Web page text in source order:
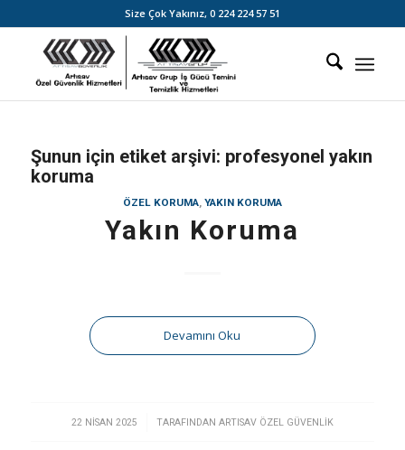
Size Çok Yakınız, 0 224 224 57 51
Şunun için etiket arşivi: profesyonel yakın
koruma
ÖZEL KORUMA, YAKIN KORUMA
Yakın Koruma
Devamını Oku
22 NISAN 2025
/ TARAFINDAN ARTISAV ÖZEL GÜVENLIK